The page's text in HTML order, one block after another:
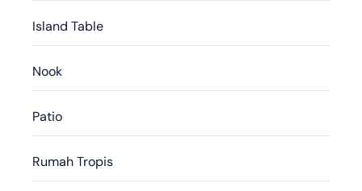
Island Table
Nook
Patio
Rumah Tropis